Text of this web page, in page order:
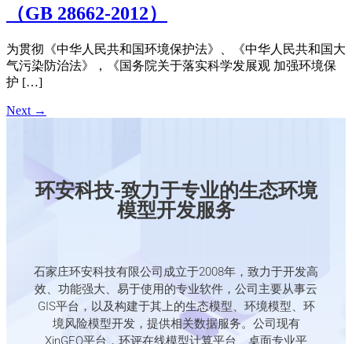
（GB 28662-2012）
为贯彻《中华人民共和国环境保护法》、《中华人民共和国大
气污染防治法》，《国务院关于落实科学发展观 加强环境保
护 […]
Next →
环安科技-致力于专业的生态环境
模型开发服务
石家庄环安科技有限公司成立于2008年，致力于开发高
效、功能强大、易于使用的专业软件，公司主要从事云
GIS平台，以及构建于其上的生态模型、环境模型、环
境风险模型开发，提供相关数据服务。公司现有
XinGEO平台，环评在线模型计算平台、桌面专业平